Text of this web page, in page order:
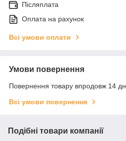
Післяплата
Оплата на рахунок
Всі умови оплати
Умови повернення
Повернення товару впродовж 14
Всі умови повернення
Подібні товари компанії